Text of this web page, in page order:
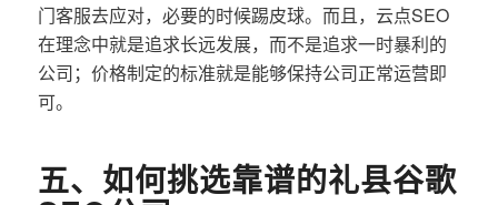
门客服去应对，必要的时候踢皮球。而且，云点SEO
在理念中就是追求长远发展，而不是追求一时暴利的
公司；价格制定的标准就是能够保持公司正常运营即
可。
五、如何挑选靠谱的礼县谷歌